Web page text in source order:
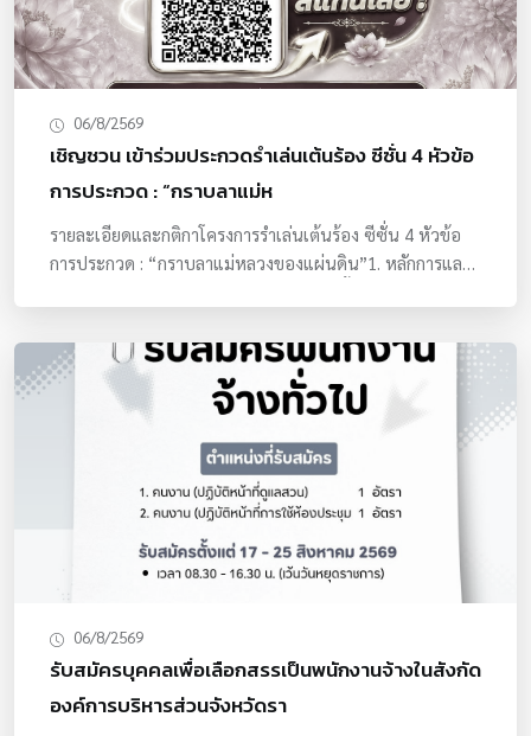
ภาพตำบลในสังกัดอบจ.ราชบุรี ให้สามารถเข้าถึงบริการ
สุขภาพได้อย่างทั่วถึงและมีประสิทธิภาพ โดยในปีงบประมาณ
2569 นี้ มีกำหนดการให้บริการแก่ประชาชนในพื้นที่อำเภอ
เข้าร่วมโครงการจำนวนทั้งสิ้นประมาณ 2,000 คนสำหรับ
กิจกรรมแพทย์แผนไทยสัญจรในแต่ละครั้ง จะมีกิจกรรมการ
เรียนรู้จำนวน 7 ฐาน ประกอบด้วย ฐานที่ 1 การดูแลสุขภาพ
การนวดแก้อาการเบื้องต้น ฐานที่ 4 การทำสมุนไพรพอกหน้า
ด้วยสมุนไพรไทย ฐานที่ 5 การนวดหน้าชะลอวัย ฐานที่ 6 มณี
สามารถนำไปประยุกต์ใช้ในการดูแลสุขภาพตนเองได้อย่างถูก
ต้อง เหมาะสม และยั่งยืน
06/8/2569
เชิญชวน เข้าร่วมประกวดรำเล่นเต้นร้อง ซีซั่น 4 หัวข้อ
การประกวด : “กราบลาแม่ห
รายละเอียดและกติกาโครงการรำเล่นเต้นร้อง ซีซั่น 4 หัวข้อ
การประกวด : “กราบลาแม่หลวงของแผ่นดิน”1. หลักการและ
ติ์ พระบรมราชินีนาถ พระบรมราชชนนีพันปีหลวง สู่
สวรรคาลัย โดยเปิดเวทีให้ประชาชนได้ถ่ายทอดความรู้สึกผ่าน
ศิลปะการแสดงเพลงพื้นบ้านผสมผสานความร่วมสมัย พร้อม
ทั้งยังคงวัตถุประสงค์หลักในการส่งเสริมสุขภาพกายและใจของ
ผู้สูงอายุ ลดช่องว่างระหว่างวัยในชุมชน และสืบสานมรดกทาง
วัฒนรรมไทยให้อยู่คู่เยาวชนรุ่นหลัง2. คุณสมบัติผู้เข้าแข่งขัน
และรูปแบบทีมรูปแบบทีม : สมาชิกในทีมประกอบด้วย
เยาวชน และผู้สูงอายุจำนวนสมาชิก : ไม่เกิน 10 คนต่อทีม3.
กติกาการแข่งขันและเงื่อนไขการแสดง- เนื้อหาการแสดง : นำ
เสนอศิลปะเพลงพื้นบ้าน (ดัดแปลงหรือแต่งใหม่) ที่มีความ
ร่วมสมัย โดยมีเนื้อหาเชื่อมโยงกับหัวข้อ “กราบลาแม่หลวง
ของแผ่นดิน”- ระยะเวลาการแสดง : ให้เวลาทีมละ ไม่เกิน 15
เลือก : ผู้สมัครจะต้องถ่ายทำคลิบวิดีโอส่งทาง Line OA
06/8/2569
รับสมัครบุคคลเพื่อเลือกสรรเป็นพนักงานจ้างในสังกัด
องค์การบริหารส่วนจังหวัดรา